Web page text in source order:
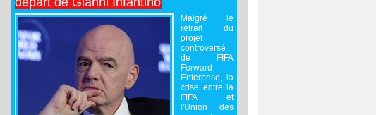
Malgré le
retrait du
projet
controversé
de FIFA
Forward
Enterprise, la
crise entre la
FIFA et
l'Union des